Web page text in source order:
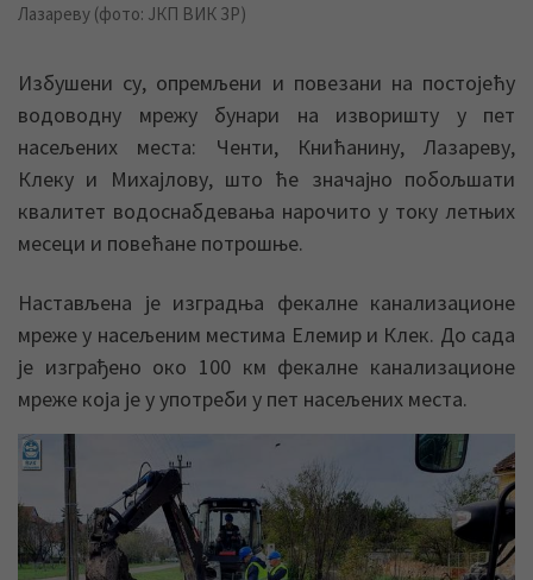
Лазареву (фото: ЈКП ВИК ЗР)
Избушени су, опремљени и повезани на постојећу
водоводну мрежу бунари на изворишту у пет
насељених места: Ченти, Книћанину, Лазареву,
Клеку и Михајлову, што ће значајно побољшати
квалитет водоснабдевања нарочито у току летњих
месеци и повећане потрошње.
Настављена је изградња фекалне канализационе
мреже у насељеним местима Елемир и Клек. До сада
је изграђено око 100 км фекалне канализационе
мреже која је у употреби у пет насељених места.